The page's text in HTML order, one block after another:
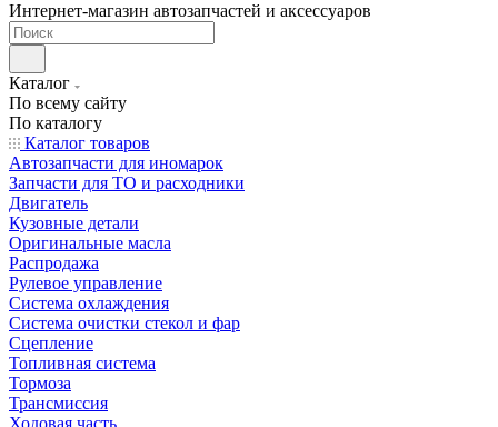
Интернет-магазин автозапчастей и аксессуаров
Каталог
По всему сайту
По каталогу
Каталог товаров
Автозапчасти для иномарок
Запчасти для ТО и расходники
Двигатель
Кузовные детали
Оригинальные масла
Распродажа
Рулевое управление
Система охлаждения
Система очистки стекол и фар
Сцепление
Топливная система
Тормоза
Трансмиссия
Ходовая часть